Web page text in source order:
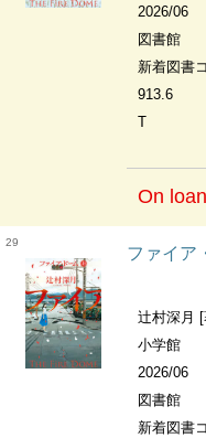
2026/06
図書館
新着図書
913.6
T
On loan
29
ファイア
辻村深月 [
小学館
2026/06
図書館
新着図書